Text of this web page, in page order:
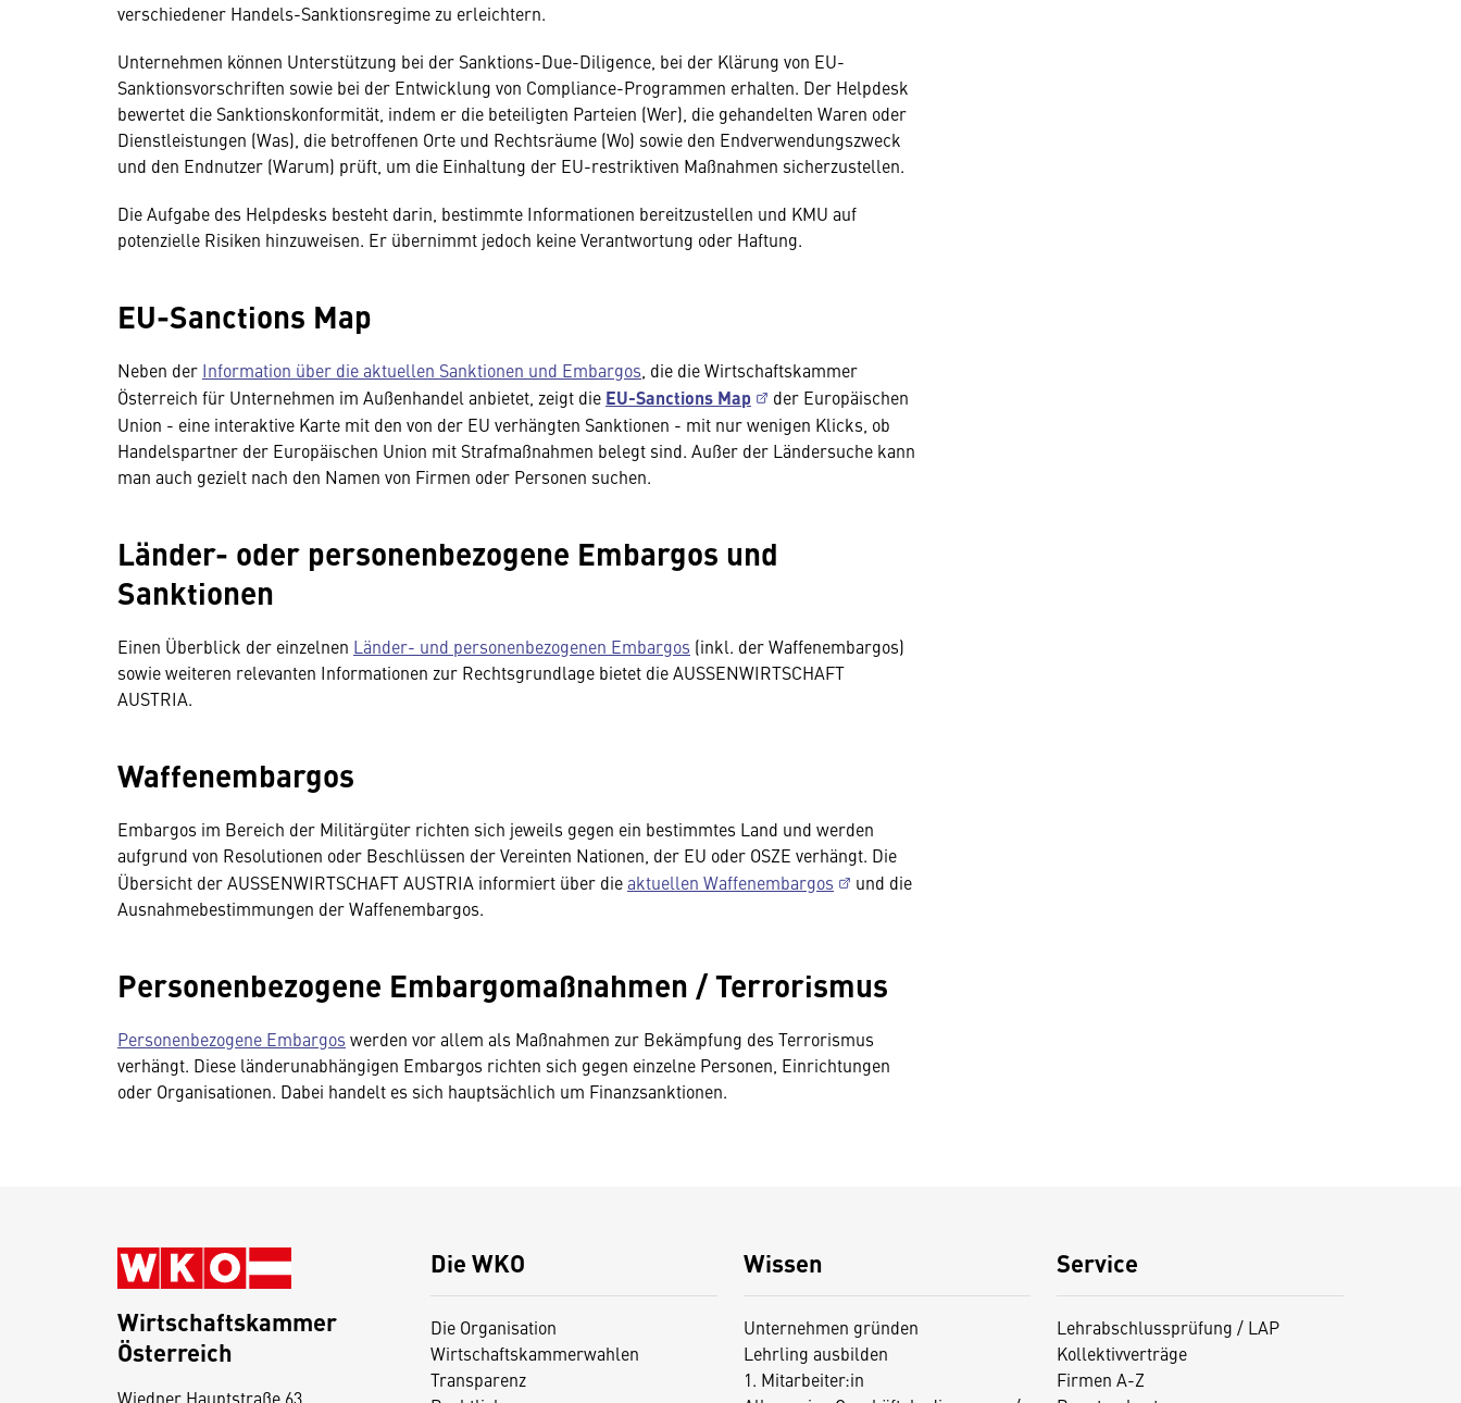
verschiedener Handels-Sanktionsregime zu erleichtern.
Unternehmen können Unterstützung bei der Sanktions-Due-Diligence, bei der Klärung von EU-
Sanktionsvorschriften sowie bei der Entwicklung von Compliance-Programmen erhalten. Der Helpdesk
bewertet die Sanktionskonformität, indem er die beteiligten Parteien (Wer), die gehandelten Waren oder
Dienstleistungen (Was), die betroffenen Orte und Rechtsräume (Wo) sowie den Endverwendungszweck
und den Endnutzer (Warum) prüft, um die Einhaltung der EU-restriktiven Maßnahmen sicherzustellen.
Die Aufgabe des Helpdesks besteht darin, bestimmte Informationen bereitzustellen und KMU auf
potenzielle Risiken hinzuweisen. Er übernimmt jedoch keine Verantwortung oder Haftung.
EU-Sanctions Map
Neben der Information über die aktuellen Sanktionen und Embargos , die die Wirtschaftskammer
Österreich für Unternehmen im Außenhandel anbietet, zeigt die EU-Sanctions Map
der Europäischen
Union - eine interaktive Karte mit den von der EU verhängten Sanktionen - mit nur wenigen Klicks, ob
Handelspartner der Europäischen Union mit Strafmaßnahmen belegt sind. Außer der Ländersuche kann
man auch gezielt nach den Namen von Firmen oder Personen suchen.
Länder- oder personenbezogene Embargos und
Sanktionen
Einen Überblick der einzelnen Länder- und personenbezogenen Embargos (inkl. der Waffenembargos)
sowie weiteren relevanten Informationen zur Rechtsgrundlage bietet die AUSSENWIRTSCHAFT
AUSTRIA.
Waffenembargos
Embargos im Bereich der Militärgüter richten sich jeweils gegen ein bestimmtes Land und werden
aufgrund von Resolutionen oder Beschlüssen der Vereinten Nationen, der EU oder OSZE verhängt. Die
Übersicht der AUSSENWIRTSCHAFT AUSTRIA informiert über dieaktuellen Waffenembargos
und die
Ausnahmebestimmungen der Waffenembargos.
Personenbezogene Embargomaßnahmen / Terrorismus
Personenbezogene Embargos werden vor allem als Maßnahmen zur Bekämpfung des Terrorismus
verhängt. Diese länderunabhängigen Embargos richten sich gegen einzelne Personen, Einrichtungen
oder Organisationen. Dabei handelt es sich hauptsächlich um Finanzsanktionen.
Die WKO
Die Organisation
Wirtschaftskammerwahlen
Transparenz
Wissen
Unternehmen gründen
Lehrling ausbilden
1. Mitarbeiter:in
Service
Lehrabschlussprüfung / LAP
Kollektivverträge
Firmen A-Z
Wirtschaftskammer
Österreich
Wiedner Hauptstraße 63